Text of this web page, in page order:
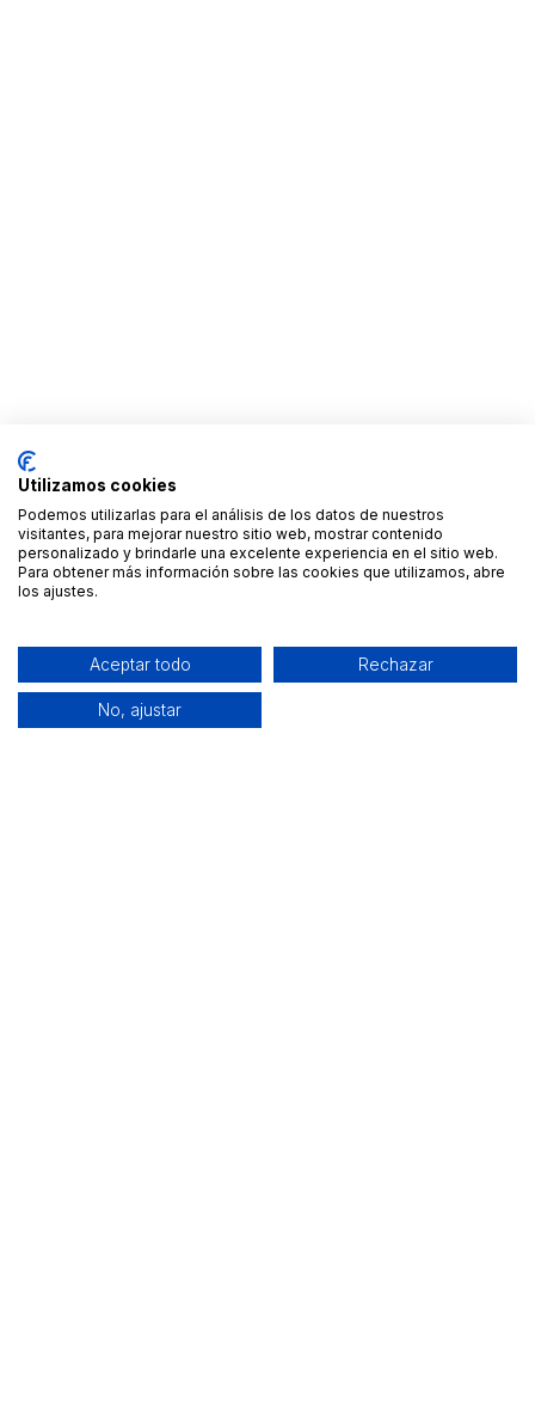
Utilizamos cookies
Podemos utilizarlas para el análisis de los datos de nuestros
visitantes, para mejorar nuestro sitio web, mostrar contenido
personalizado y brindarle una excelente experiencia en el sitio web.
Para obtener más información sobre las cookies que utilizamos, abre
los ajustes.
Aceptar todo Rechazar
No, ajustar